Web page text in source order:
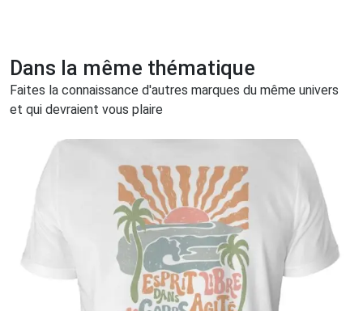
Dans la même thématique
Faites la connaissance d'autres marques du même univers
et qui devraient vous plaire